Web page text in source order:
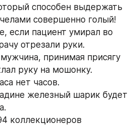
способен выдержать
совершенно голый!
если пациент умирал во
отрезали руки.
принимая присягу
руку на мошонку.
нет часов.
железный шарик будет
коллекционеров